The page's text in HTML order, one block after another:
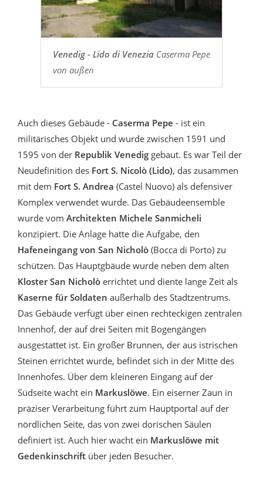
Venedig - Lido di VeneziaCaserma Pepe
von außen
Auch dieses Gebäude - Caserma Pepe - ist ein
militärisches Objekt und wurde zwischen 1591 und
1595 von der Republik Venedig gebaut. Es war Teil der
Neudefinition des Fort S. Nicolò (Lido), das zusammen
mit dem Fort S. Andrea (Castel Nuovo) als defensiver
Komplex verwendet wurde. Das Gebäudeensemble
wurde vom Architekten Michele Sanmicheli
konzipiert. Die Anlage hatte die Aufgabe, den
Hafeneingang von San Nicholò (Bocca di Porto) zu
schützen. Das Hauptgbäude wurde neben dem alten
Kloster San Nicholò errichtet und diente lange Zeit als
Kaserne für Soldaten außerhalb des Stadtzentrums.
Das Gebäude verfügt über einen rechteckigen zentralen
Innenhof, der auf drei Seiten mit Bogengängen
ausgestattet ist. Ein großer Brunnen, der aus istrischen
Steinen errichtet wurde, befindet sich in der Mitte des
Innenhofes. Über dem kleineren Eingang auf der
Südseite wacht ein Markuslöwe. Ein eiserner Zaun in
präziser Verarbeitung führt zum Hauptportal auf der
nördlichen Seite, das von zwei dorischen Säulen
definiert ist. Auch hier wacht ein Markuslöwe mit
Gedenkinschrift über jeden Besucher.